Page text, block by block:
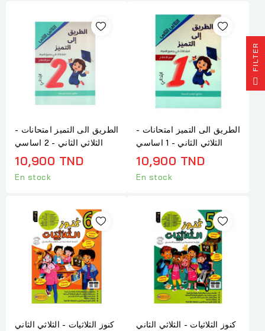
الطريق الى التميز امتحانات -
الثلاثي الثاني - 2 اساسي
10,900 TND
En stock
الطريق الى التميز امتحانات -
الثلاثي الثاني - 1 اساسي
10,900 TND
En stock
كنوز الثلاثيات - الثلاثي الثاني
كنوز الثلاثيات - الثلاثي الثاني
R